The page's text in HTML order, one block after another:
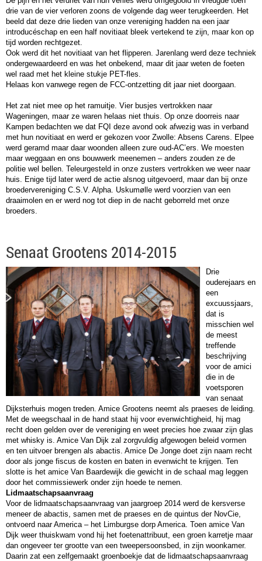
drie van de vier verloren zoons de volgende dag weer terugkeerden. Het
beeld dat deze drie lieden van onze vereniging hadden na een jaar
introducéschap en een half novitiaat bleek vertekend te zijn, maar kon op
tijd worden rechtgezet.
Ook werd dit het novitiaat van het flipperen. Jarenlang werd deze techniek
ondergewaardeerd en was het onbekend, maar dit jaar weten de foeten
wel raad met het kleine stukje PET-fles.
Helaas kon vanwege regen de FCC-ontzetting dit jaar niet doorgaan.
Het zat niet mee op het ramuitje. Vier busjes vertrokken naar
Wageningen, maar ze waren helaas niet thuis. Op onze doorreis naar
Kampen bedachten we dat FQI deze avond ook afwezig was in verband
met hun novitiaat en werd er gekozen voor Zwolle: Absens Carens. Elpee
werd geramd maar daar woonden alleen zure oud-AC’ers. We moesten
maar weggaan en ons bouwwerk meenemen – anders zouden ze de
politie wel bellen. Teleurgesteld in onze zusters vertrokken we weer naar
huis. Enige tijd later werd de actie alsnog uitgevoerd, maar dan bij onze
broedervereniging C.S.V. Alpha. Uskumølle werd voorzien van een
draaimolen en er werd nog tot diep in de nacht geborreld met onze
broeders.
Senaat Grootens 2014-2015
Drie
ouderejaars en
een
excuussjaars,
dat is
misschien wel
de meest
treffende
beschrijving
voor de amici
die in de
voetsporen
van senaat
Dijksterhuis mogen treden. Amice Grootens neemt als praeses de leiding.
Met de weegschaal in de hand staat hij voor evenwichtigheid, hij mag
recht doen gelden over de vereniging en weet precies hoe zwaar zijn glas
met whisky is. Amice Van Dijk zal zorgvuldig afgewogen beleid vormen
en ten uitvoer brengen als abactis. Amice De Jonge doet zijn naam recht
door als jonge fiscus de kosten en baten in evenwicht te krijgen. Ten
slotte is het amice Van Baardewijk die gewicht in de schaal mag leggen
door het commissiewerk onder zijn hoede te nemen.
Lidmaatschapsaanvraag
Voor de lidmaatschapsaanvraag van jaargroep 2014 werd de kersverse
meneer de abactis, samen met de praeses en de quintus der NovCie,
ontvoerd naar America – het Limburgse dorp America. Toen amice Van
Dijk weer thuiskwam vond hij het foetenattribuut, een groen karretje maar
dan ongeveer ter grootte van een tweepersoonsbed, in zijn woonkamer.
Daarin zat een zelfgemaakt groenboekje dat de lidmaatschapsaanvraag